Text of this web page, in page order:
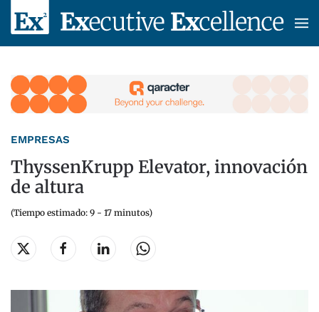
Skip to main content
EMPRESAS
ThyssenKrupp Elevator, innovación
de altura
(Tiempo estimado: 9 - 17 minutos)